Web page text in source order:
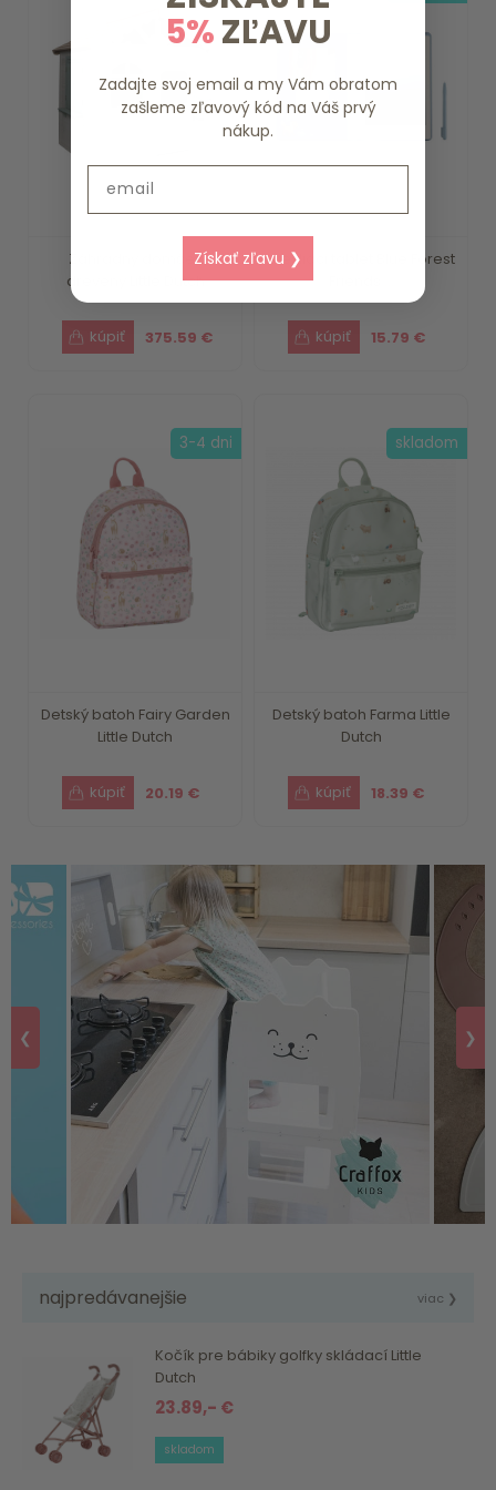
Záhradný domček
drevený Little Dutch
375.59 €
Kresliaci tablet Blue Forest
15.79 €
Detský batoh Fairy Garden
Little Dutch
20.19 €
3-4 dni
Detský batoh Farma Little
Dutch
18.39 €
skladom
❮ ❯
najpredávanejšie viac ❯
Kočík pre bábiky golfky skládací Little
Dutch
23.89,- €
skladom
5%ZĽAVU
Zadajte svoj email a my Vám obratom
zašleme zľavový kód na Váš prvý
nákup.
Získať zľavu ❯